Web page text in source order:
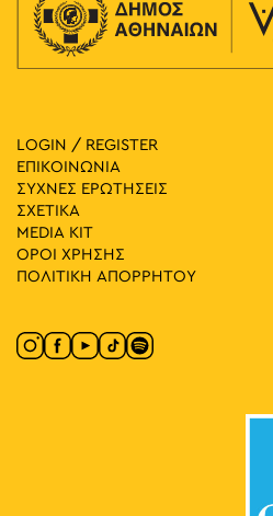
LOGIN / REGISTER
ΕΠΙΚΟΙΝΩΝΙΑ
ΣΥΧΝΕΣ ΕΡΩΤΗΣΕΙΣ
ΣΧΕΤΙΚΑ
MEDIA ΚIT
ΟΡΟΙ ΧΡΗΣΗΣ
ΠΟΛΙΤΙΚΗ ΑΠΟΡΡΗΤΟΥ